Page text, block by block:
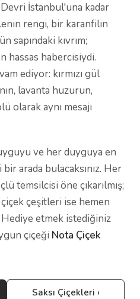
İstanbul'una kadar
rengi, bir karanfilin
sapındaki kıvrım;
hassas habercisiydi.
ediyor: kırmızı gül
lavanta huzurun,
olarak aynı mesajı
ve her duyguya en
arada bulacaksınız. Her
temsilcisi öne çıkarılmış;
çiçek çeşitleri ise hemen
etmek istediğiniz
çiçeği Nota Çiçek
Saksı Çiçekleri ›